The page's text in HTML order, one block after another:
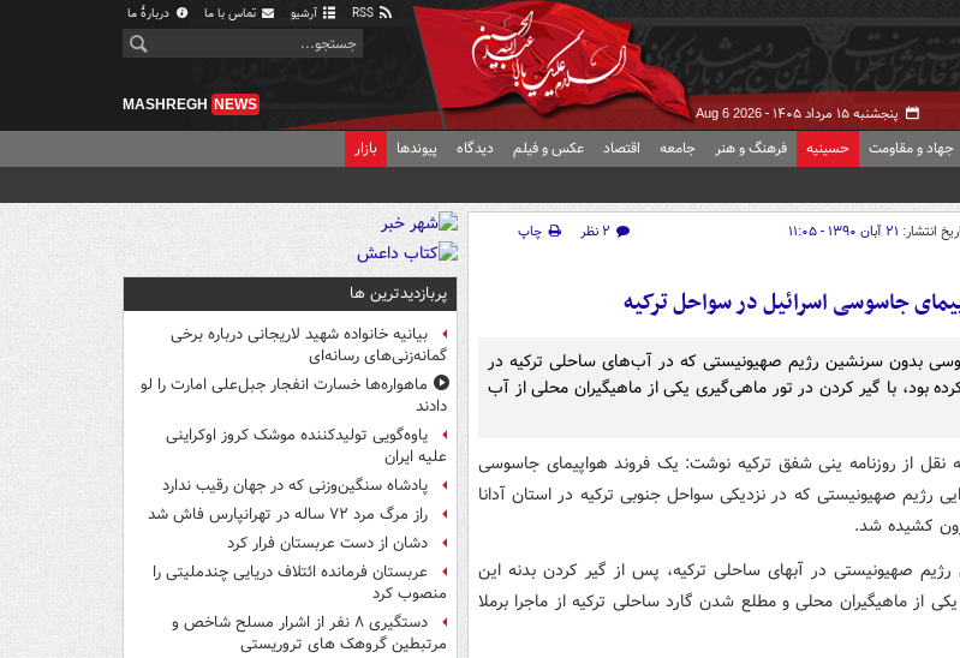
آرشیو تماس با ما دربارهٔ ما
پنجشنبه ۱۵ مرداد ۱۴۰۵ - Aug 6 2026
MASHREGH NEWS
جهاد و مقاومت حسینیه فرهنگ و هنر جامعه اقتصاد عکس و فیلم دیدگاه پیوندها بازار
انتشار: ۲۱ آبان ۱۳۹۰ - ۱۱:۰۵ ۲ نظر
چاپ
جاسوسی اسرائیل در سواحل ترکیه
بدون سرنشین رژیم صهیونیستی که در آب‌های ساحلی ترکیه در
بود، با گیر کردن در تور ماهی‌گیری یکی از ماهیگیران محلی از آب
از روزنامه ینی شفق ترکیه نوشت: یک فروند هواپیمای جاسوسی
رژیم صهیونیستی که در نزدیکی سواحل جنوبی ترکیه در استان آدانا
کشیده شد.
صهیونیستی در آبهای ساحلی ترکیه، پس از گیر کردن بدنه این
از ماهیگیران محلی و مطلع شدن گارد ساحلی ترکیه از ماجرا برملا
پربازدیدترین ها
بیانیه خانواده شهید لاریجانی درباره برخی
گمانه‌زنی‌های رسانه‌ای
ماهواره‌ها خسارت انفجار جبل‌علی امارت را لو
دادند
یاوه‌گویی تولیدکننده موشک کروز اوکراینی
علیه ایران
پادشاه سنگین‌وزنی که در جهان رقیب ندارد
راز مرگ مرد ۷۲ ساله در تهرانپارس فاش شد
دشان از دست عربستان فرار کرد
عربستان فرمانده ائتلاف دریایی چندملیتی را
منصوب کرد
دستگیری ۸ نفر از اشرار مسلح شاخص و
مرتبطین گروهک های تروریستی